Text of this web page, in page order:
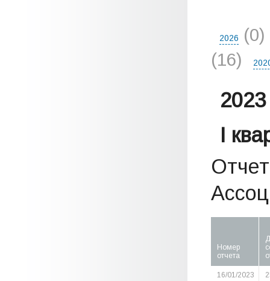
2026
(0)
(16)
I
Номер
отчета
16/01/2023